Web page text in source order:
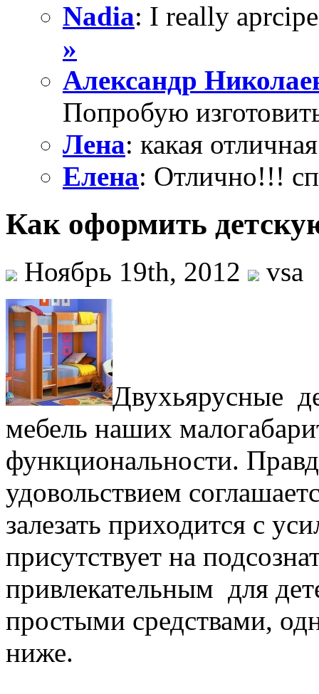
Nadia: I really
»
Александр
Попробую
Лена: какая
Елена: Отлично!!!
Как оформить
Ноябрь 19th, 2012 vsa
Двухьярусные
мебель наших
функциональности.
удовольствием
залезать приходится с
присутствует на
привлекательным для
простыми средствами,
ниже.